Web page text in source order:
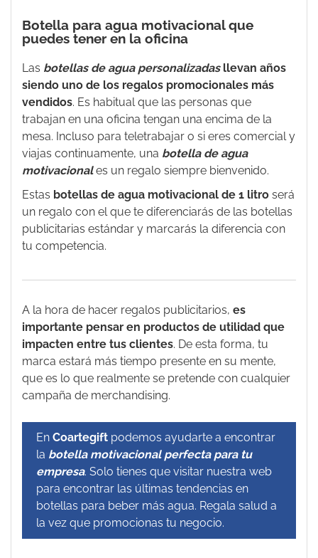
Botella para agua motivacional que
puedes tener en la oficina
Las botellas de agua personalizadasllevan años
siendo uno de los regalos promocionales más
vendidos. Es habitual que las personas que
trabajan en una oficina tengan una encima de la
mesa. Incluso para teletrabajar o si eres comercial y
viajas continuamente, una botella de agua
motivacionales un regalo siempre bienvenido.
Estas botellas de agua motivacional de 1 litro será
un regalo con el que te diferenciarás de las botellas
publicitarias estándar y marcarás la diferencia con
tu competencia.
A la hora de hacer regalos publicitarios, es
importante pensar en productos de utilidad que
impacten entre tus clientes. De esta forma, tu
marca estará más tiempo presente en su mente,
que es lo que realmente se pretende con cualquier
campaña de merchandising.
En Coartegift podemos ayudarte a encontrar
la botella motivacional perfecta para tu
empresa. Solo tienes que visitar nuestra web
para encontrar las últimas tendencias en
botellas para beber más agua. Regala salud a
la vez que promocionas tu negocio.